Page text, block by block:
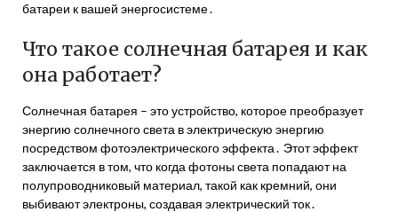
батареи к вашей энергосистеме․
Что такое солнечная батарея и как
она работает?
Солнечная батарея – это устройство, которое преобразует
энергию солнечного света в электрическую энергию
посредством фотоэлектрического эффекта․ Этот эффект
заключается в том, что когда фотоны света попадают на
полупроводниковый материал, такой как кремний, они
выбивают электроны, создавая электрический ток․